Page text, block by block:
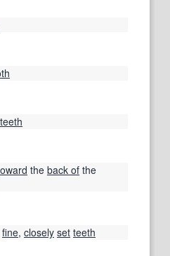
the back of the
fine, closely set teeth